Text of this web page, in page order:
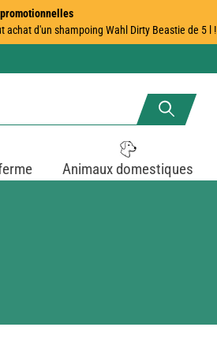
d'un shampoing Wahl Dirty Beastie de 5 l !
Animaux domestiques